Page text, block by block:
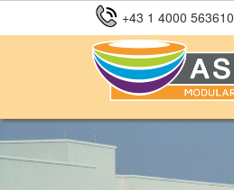
+43 1 4000 563610